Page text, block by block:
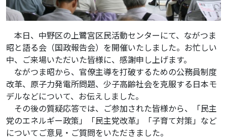
本日、中野区の上鷺宮区民活動センターにて、ながつま
昭と語る会（国政報告会）を開催いたしました。お忙しい
中、ご来場いただいた皆様に、感謝申し上げます。
ながつま昭から、官僚主導を打破するための公務員制度
改革、原子力発電所問題、少子高齢社会を克服する日本モ
デルなどについて、お伝えしました。
その後の質疑応答では、ご参加された皆様から、「民主
党のエネルギー政策」「民主党改革」「子育て対策」など
についてご意見・ご質問をいただきました。